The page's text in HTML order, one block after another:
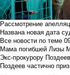
Рассмотрение
Названа новая дата
Все новости по теме
Мама погибшей Лизы
Экс-прокурору
Поздеев частично